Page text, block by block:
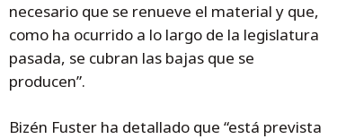
necesario que se renueve el material y que,
como ha ocurrido a lo largo de la legislatura
pasada, se cubran las bajas que se
producen”.
Bizén Fuster ha detallado que “está prevista